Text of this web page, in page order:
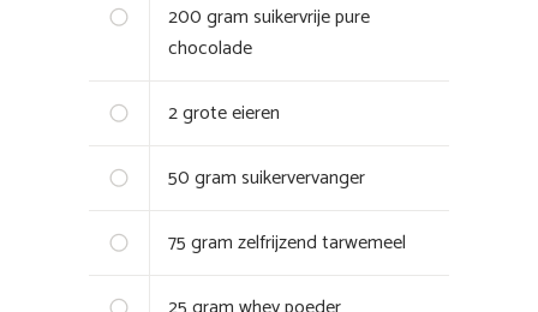
200gramsuikervrije pure
chocolade
2groteeieren
50gramsuikervervanger
75gramzelfrijzend tarwemeel